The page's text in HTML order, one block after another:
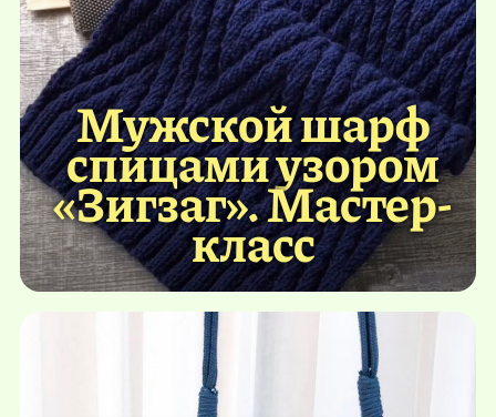
Мужской шарф
спицами узором
«Зигзаг». Мастер-
класс